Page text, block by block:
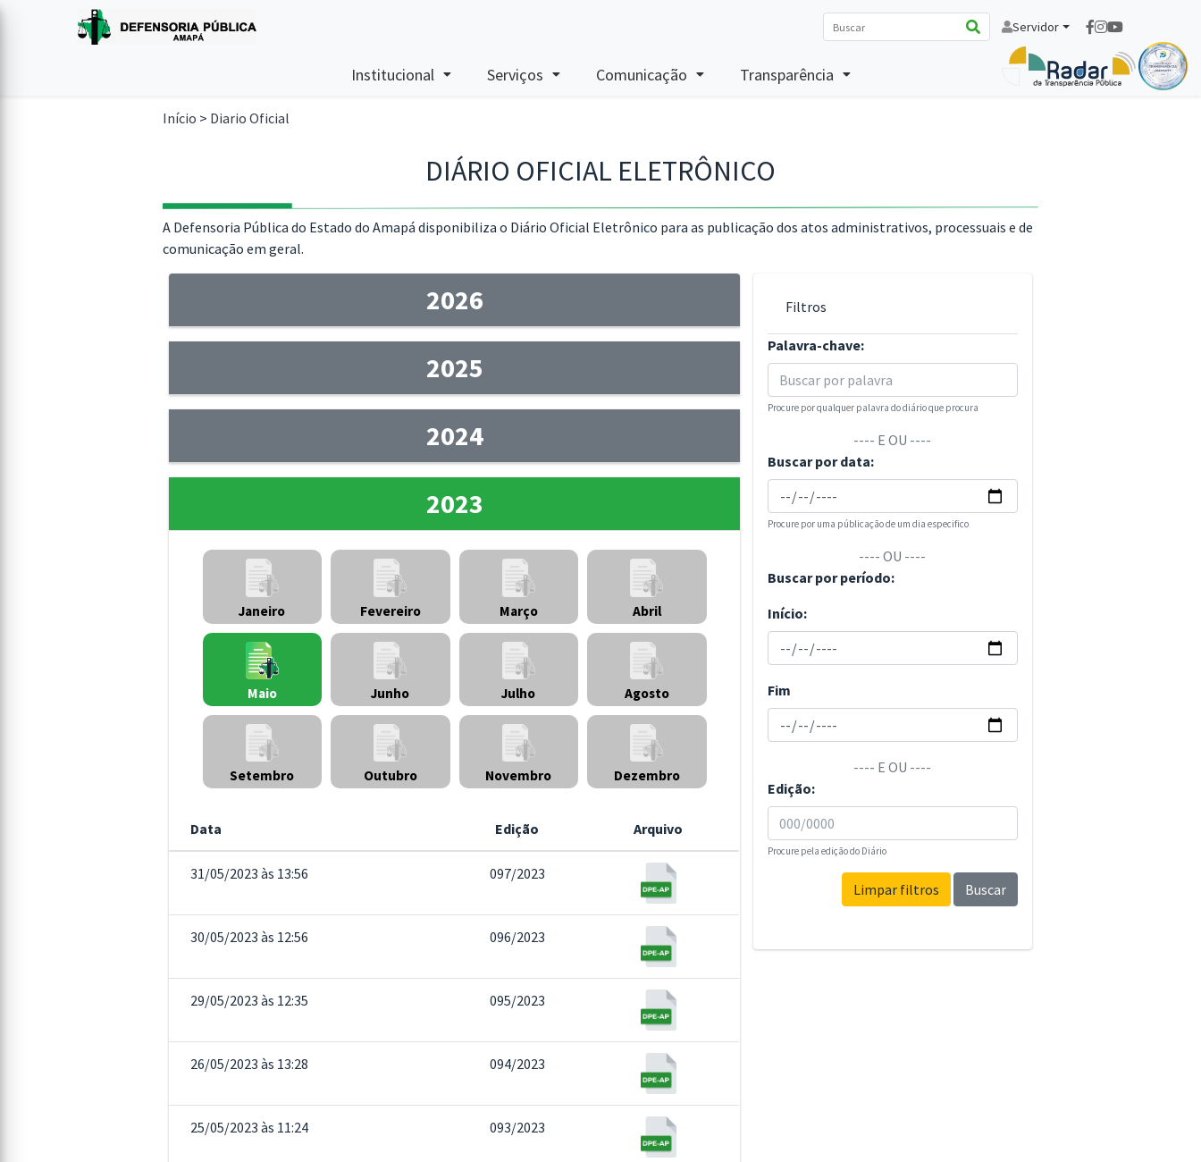
Servidor
Institucional Serviços Comunicação Transparência
Início > Diario Oficial
DIÁRIO OFICIAL ELETRÔNICO
A Defensoria Pública do Estado do Amapá disponibiliza o Diário Oficial Eletrônico para as publicação dos atos administrativos, processuais e de
comunicação em geral.
2026
2025
2024
2023
Janeiro Fevereiro Março Abril
Maio Junho Julho Agosto
Setembro Outubro Novembro Dezembro
Data Edição Arquivo
31/05/2023 às 13:56 097/2023
30/05/2023 às 12:56 096/2023
29/05/2023 às 12:35 095/2023
26/05/2023 às 13:28 094/2023
25/05/2023 às 11:24 093/2023
Filtros
Palavra-chave:
Procure por qualquer palavra do diário que procura
---- E OU ----
Buscar por data:
Procure por uma públicação de um dia especifico
---- OU ----
Buscar por período:
Início:
Fim
---- E OU ----
Edição:
Procure pela edição do Diário
Limpar filtros Buscar